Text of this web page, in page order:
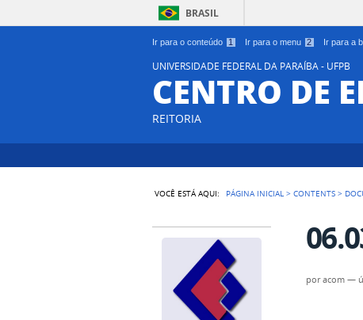
Ir para o conteúdo 1 Ir para o menu 2 Ir para a
BRASIL
UNIVERSIDADE FEDERAL DA PARAÍBA - UFPB
CENTRO DE
REITORIA
VOCÊ ESTÁ AQUI: PÁGINA INICIAL >CONTENTS >
poracom —